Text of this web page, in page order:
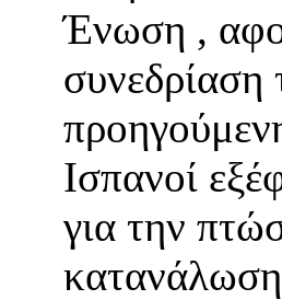
Ένωση ,
συνεδρίαση
Ισπανοί
για την